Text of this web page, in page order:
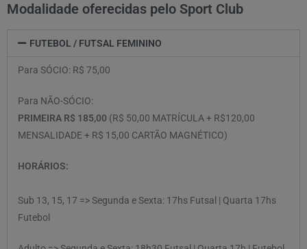
Modalidade oferecidas pelo Sport Club
FUTEBOL / FUTSAL FEMININO
Para SÓCIO: R$ 75,00
Para NÃO-SÓCIO:
PRIMEIRA R$ 185,00 (R$ 50,00 MATRÍCULA + R$120,00
MENSALIDADE + R$ 15,00 CARTÃO MAGNÉTICO)
HORÁRIOS:
Sub 13, 15, 17 => Segunda e Sexta: 17hs Futsal | Quarta 17hs
Futebol